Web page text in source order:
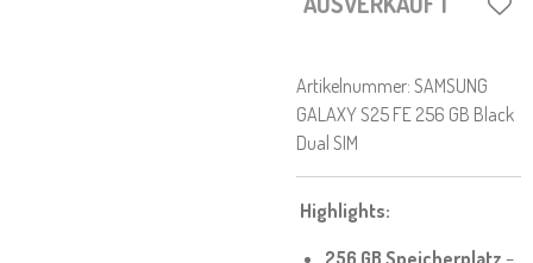
Artikelnummer: SAMSUNG
GALAXY S25 FE 256 GB Black
Dual SIM
Highlights:
256 GB Speicherplatz–